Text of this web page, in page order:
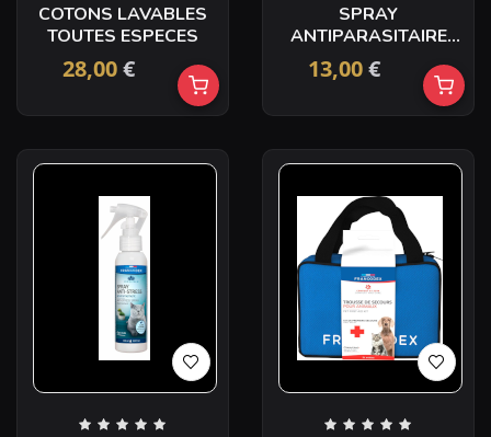
COTONS LAVABLES
TOUTES ESPECES
28,00€
SPRAY
ANTIPARASITAIRE
SERIBOMBE 150ML
13,00€